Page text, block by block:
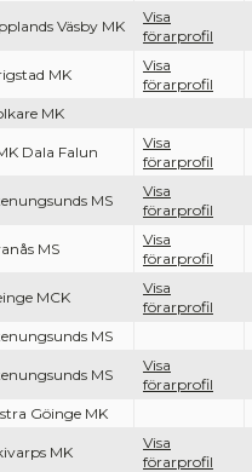
Väsby MK
Visa
förarprofil
MK
Visa
förarprofil
MK
Dala Falun
Visa
förarprofil
MS
Visa
förarprofil
MS
Visa
förarprofil
MCK
Visa
förarprofil
MS
MS
Visa
förarprofil
Göinge MK
MK
Visa
förarprofil